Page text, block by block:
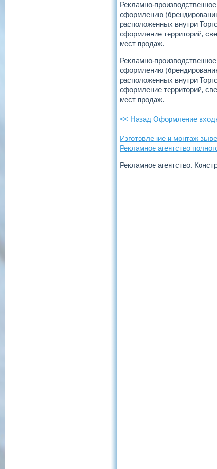
Рекламно-
оформлению
расположенных внутри
оформление территорий,
мест продаж.
Рекламно-
оформлению
расположенных внутри
оформление территорий,
мест продаж.
<< Назад Оформление
Изготовление и монтаж
Рекламное агентство
Рекламное агентство.